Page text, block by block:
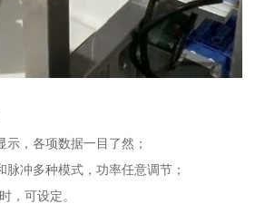
，各项数据一目了然；
脉冲多种模式，功率任意调节；
，可设定。